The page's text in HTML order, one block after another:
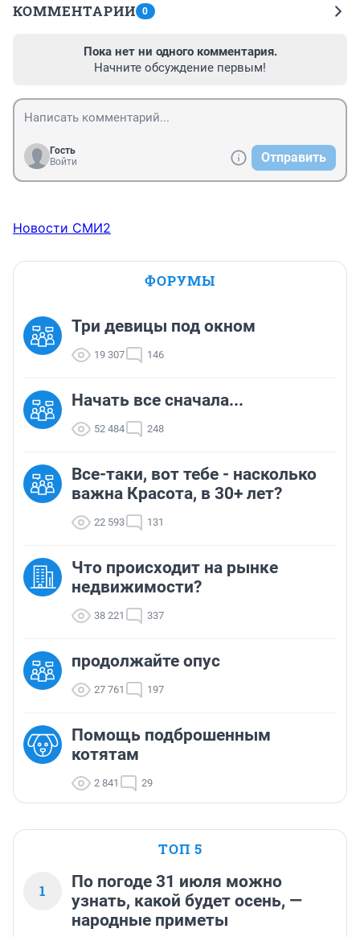
КОММЕНТАРИИ 0
Пока нет ни одного комментария.
Начните обсуждение первым!
Гость
Войти
Отправить
Новости СМИ2
ФОРУМЫ
Три девицы под окном
19 307 146
Начать все сначала...
52 484 248
Все-таки, вот тебе - насколько
важна Красота, в 30+ лет?
22 593 131
Что происходит на рынке
недвижимости?
38 221 337
продолжайте опус
27 761 197
Помощь подброшенным
котятам
2 841 29
ТОП 5
1
По погоде 31 июля можно
узнать, какой будет осень, —
народные приметы